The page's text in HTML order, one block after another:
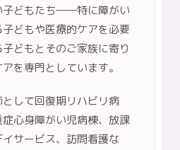
子どもたち――特に障がい
子どもや医療的ケアを必要
子どもとそのご家族に寄り
を専門としています。
として回復期リハビリ病
症心身障がい児病棟、放課
サービス、訪問看護な